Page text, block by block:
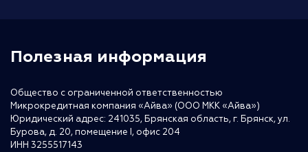
Полезная информация
Общество с ограниченной ответственностью
Микрокредитная компания «Айва» (ООО МКК «Айва»)
Юридический адрес: 241035, Брянская область, г. Брянск, ул.
Бурова, д. 20, помещение I, офис 204
ИНН 3255517143